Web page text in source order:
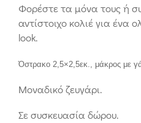
Φορέστε τα μόνα τους ή
αντίστοιχο κολιέ για ένα
look.
Όστρακο 2,5×2,5εκ., μάκρος με
Μοναδικό ζευγάρι.
Σε συσκευασία δώρου.